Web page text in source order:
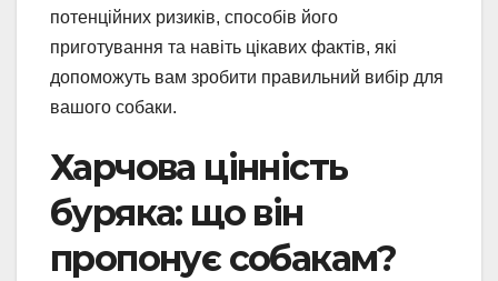
потенційних ризиків, способів його
приготування та навіть цікавих фактів, які
допоможуть вам зробити правильний вибір для
вашого собаки.
Харчова цінність
буряка: що він
пропонує собакам?